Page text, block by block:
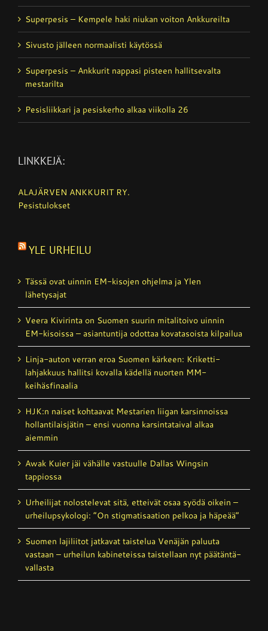
Superpesis – Kempele haki niukan voiton Ankkureilta
Sivusto jälleen normaalisti käytössä
Superpesis – Ankkurit nappasi pisteen hallitsevalta
mestarilta
Pesisliikkari ja pesiskerho alkaa viikolla 26
LINKKEJÄ:
ALAJÄRVEN ANKKURIT RY.
Pesistulokset
YLE URHEILU
Tässä ovat uinnin EM-kisojen ohjelma ja Ylen
lähetysajat
Veera Kivirinta on Suomen suurin mitalitoivo uinnin
EM-kisoissa – asiantuntija odottaa kovatasoista kilpailua
Linja-auton verran eroa Suomen kärkeen: Kriketti­
lahjakkuus hallitsi kovalla kädellä nuorten MM-
keihäsfinaalia
HJK:n naiset kohtaavat Mestarien liigan karsinnoissa
hollantilais­jätin – ensi vuonna karsintataival alkaa
aiemmin
Awak Kuier jäi vähälle vastuulle Dallas Wingsin
tappiossa
Urheilijat nolostelevat sitä, etteivät osaa syödä oikein –
urheilupsykologi: ”On stigmatisaation pelkoa ja häpeää”
Suomen lajiliitot jatkavat taistelua Venäjän paluuta
vastaan – urheilun kabineteissa taistellaan nyt päätäntä­
vallasta